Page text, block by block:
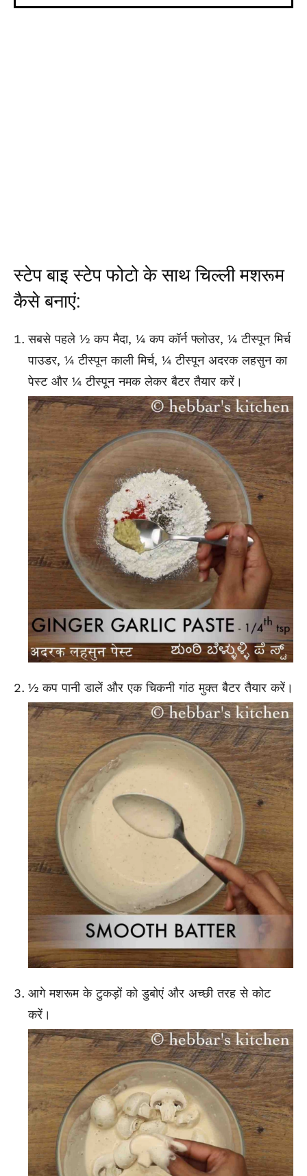
स्टेप बाइ स्टेप फोटो के साथ चिल्ली मशरूम
कैसे बनाएं:
सबसे पहले ½ कप मैदा, ¼ कप कॉर्न फ्लोउर, ¼ टीस्पून मिर्च
पाउडर, ¼ टीस्पून काली मिर्च, ¼ टीस्पून अदरक लहसुन का
पेस्ट और ¼ टीस्पून नमक लेकर बैटर तैयार करें।
½ कप पानी डालें और एक चिकनी गांठ मुक्त बैटर तैयार करें।
आगे मशरूम के टुकड़ों को डुबोएं और अच्छी तरह से कोट
करें।